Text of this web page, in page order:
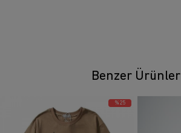
Benzer Ürünler
%25